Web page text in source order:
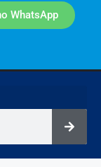
WhatsApp